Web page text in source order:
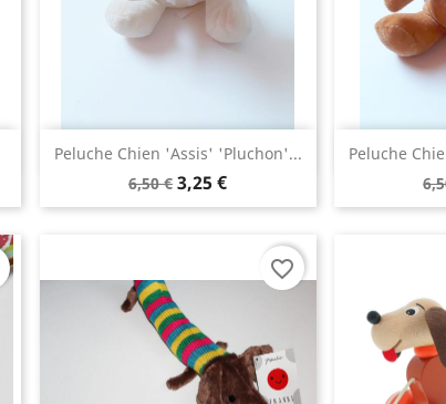
Peluche Chien 'assis' 'Pluchon'...
6,50 € 3,25 €
Aperçu rapide
Peluche
favorite_border